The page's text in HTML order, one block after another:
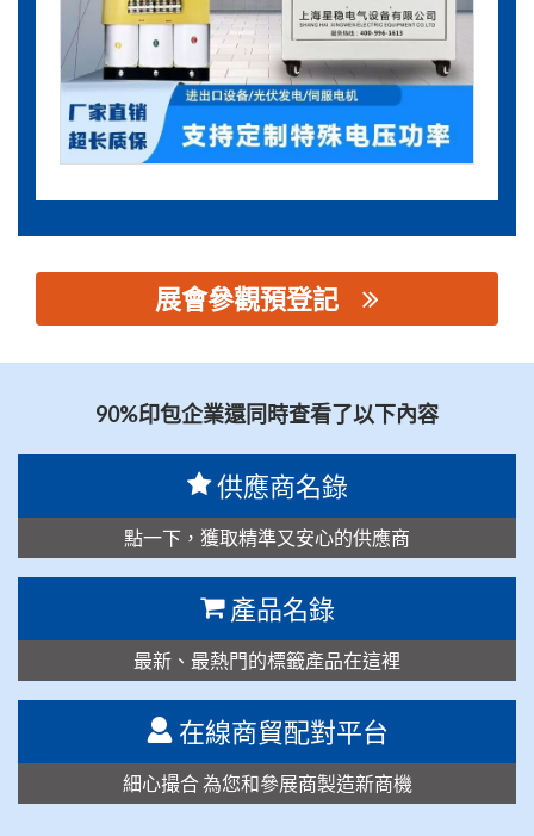
展會參觀預登記
90%印包企業還同時查看了以下內容
供應商名錄
點一下，獲取精準又安心的供應商
產品名錄
最新、最熱門的標籤產品在這裡
在線商貿配對平台
細心撮合 為您和參展商製造新商機